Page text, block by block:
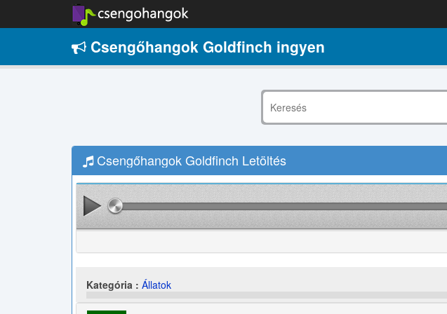
Csengőhangok Goldfinch ingyen
Csengőhangok Goldfinch Letöltés
Kategória : Állatok